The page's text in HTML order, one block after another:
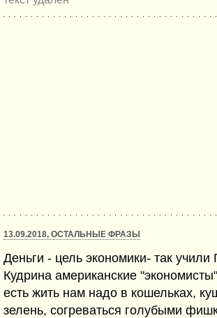
13.09.2018, ОСТАЛЬНЫЕ ФРАЗЫ
Деньги - цель экономики- так учили
Кудрина американские
есть жить нам надо в кошельках,
зелень, согреваться голубыми